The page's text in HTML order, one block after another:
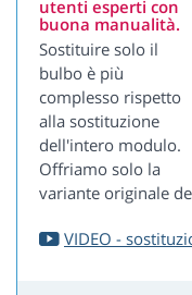
utenti esperti con
buona manualità.
Sostituire solo il
bulbo è più
complesso rispetto
alla sostituzione
dell'intero modulo.
Offriamo solo la
variante originale
VIDEO -